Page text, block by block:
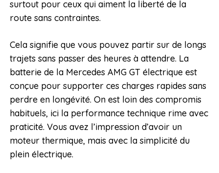
surtout pour ceux qui aiment la liberté de la
route sans contraintes.
Cela signifie que vous pouvez partir sur de longs
trajets sans passer des heures à attendre. La
batterie de la Mercedes AMG GT électrique est
conçue pour supporter ces charges rapides sans
perdre en longévité. On est loin des compromis
habituels, ici la performance technique rime avec
praticité. Vous avez l’impression d’avoir un
moteur thermique, mais avec la simplicité du
plein électrique.